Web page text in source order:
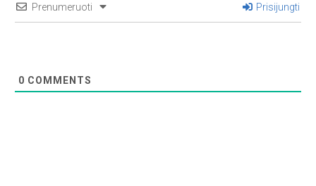
Prenumeruoti Prisijungti
0 COMMENTS